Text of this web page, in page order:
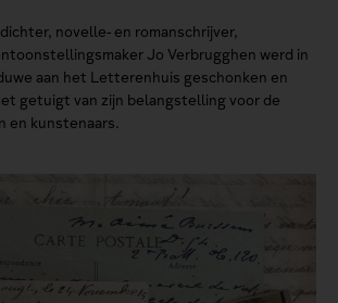
novelle- en romanschrijver,
Jo Verbrugghen werd in
aan het Letterenhuis geschonken en
getuigt van zijn belangstelling voor de
en kunstenaars.